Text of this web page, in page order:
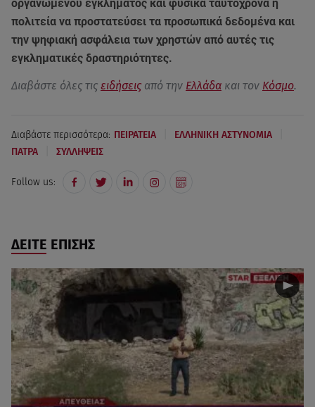
οργανωμένου εγκλήματος και φυσικά ταυτόχρονα η
πολιτεία να προστατεύσει τα προσωπικά δεδομένα και
την ψηφιακή ασφάλεια των χρηστών από αυτές τις
εγκληματικές δραστηριότητες.
Διαβάστε όλες τις ειδήσεις από την Ελλάδα και τον Κόσμο.
Διαβάστε περισσότερα: ΠΕΙΡΑΤΕΙΑ ΕΛΛΗΝΙΚΗ ΑΣΤΥΝΟΜΙΑ
ΠΑΤΡΑ ΣΥΛΛΗΨΕΙΣ
Follow us:
ΔΕΙΤΕ ΕΠΙΣΗΣ